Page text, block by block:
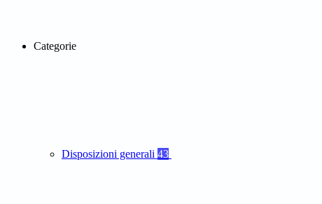
Categorie
Disposizioni generali 43